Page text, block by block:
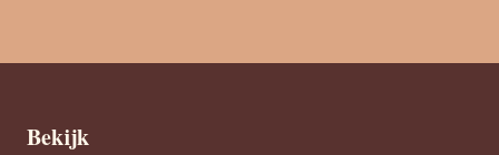
Bekijk